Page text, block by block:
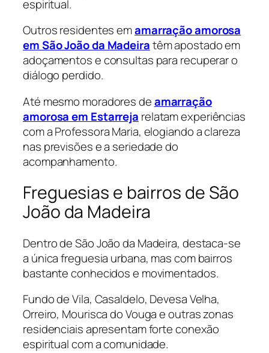
espiritual.
Outros residentes emamarração amorosa
em São João da Madeiratêm apostado em
adoçamentos e consultas para recuperar o
diálogo perdido.
Até mesmo moradores deamarração
amorosa em Estarreja relatam experiências
com a Professora Maria, elogiando a clareza
nas previsões e a seriedade do
acompanhamento.
Freguesias e bairros de São
João da Madeira
Dentro de São João da Madeira, destaca-se
a única freguesia urbana, mas com bairros
bastante conhecidos e movimentados.
Fundo de Vila, Casaldelo, Devesa Velha,
Orreiro, Mourisca do Vouga e outras zonas
residenciais apresentam forte conexão
espiritual com a comunidade.